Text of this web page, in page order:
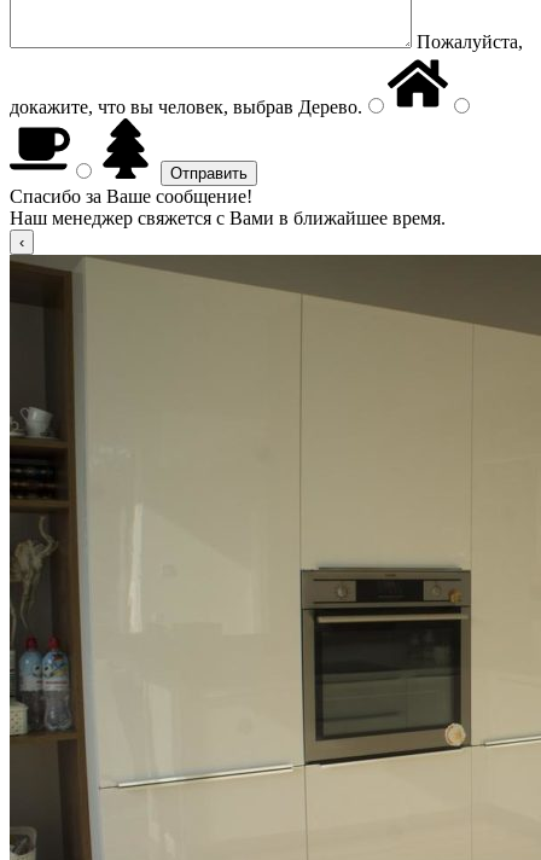
Пожалуйста,
докажите, что вы человек, выбрав Дерево.
Спасибо за Ваше сообщение!
Наш менеджер свяжется с Вами в ближайшее время.